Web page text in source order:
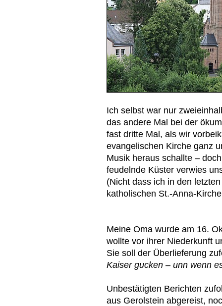
Ich selbst war nur
das andere Mal bei der
fast dritte Mal, als wir
evangelischen Kirche ganz
Musik heraus schallte –
feudelnde Küster verwies
(Nicht dass ich in den
katholischen St.-Anna-
Meine Oma wurde am 16.
wollte vor ihrer Niederkunft
Sie soll der Überlieferung
Kaiser gucken – unn wenn
Unbestätigten Berichten
aus Gerolstein abgereist,